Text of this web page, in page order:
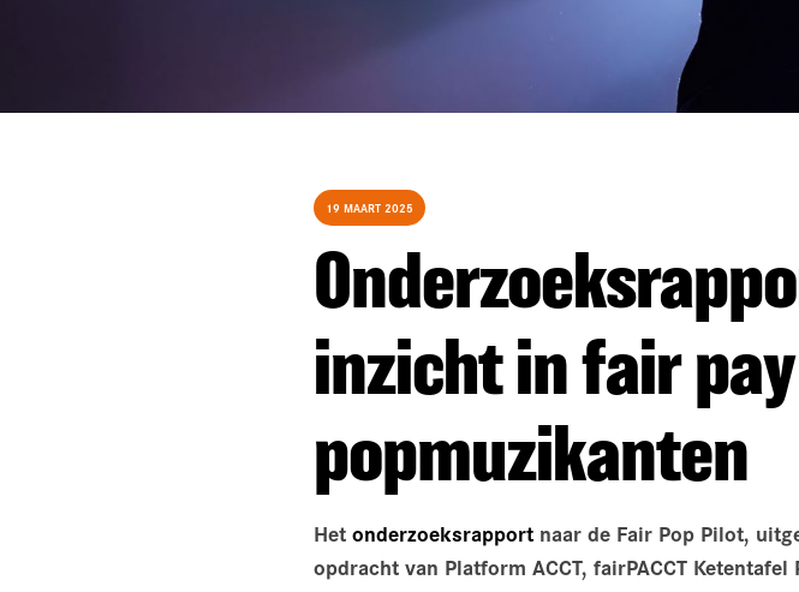
19 MAART 2025
inzicht in fair
popmuzikanten
Hetonderzoeksrapport naar de Fair Pop Pilot,
opdracht van Platform ACCT, fairPACCT